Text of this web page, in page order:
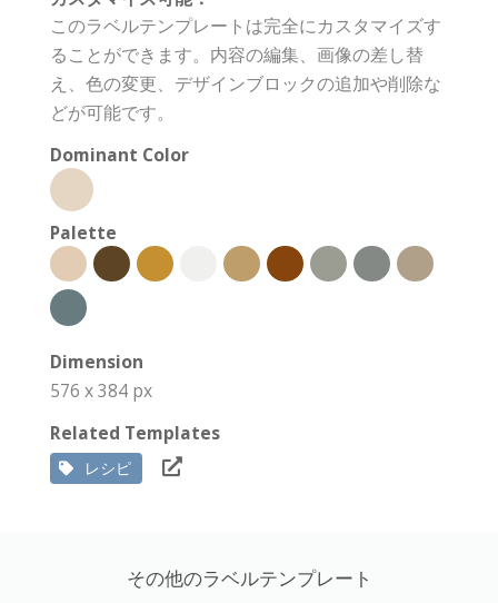
このラベルテンプレートは完全にカスタマイズす
ることができます。内容の編集、画像の差し替
え、色の変更、デザインブロックの追加や削除な
どが可能です。
Dominant Color
Palette
Dimension
576 x 384 px
Related Templates
レシピ
その他のラベルテンプレート